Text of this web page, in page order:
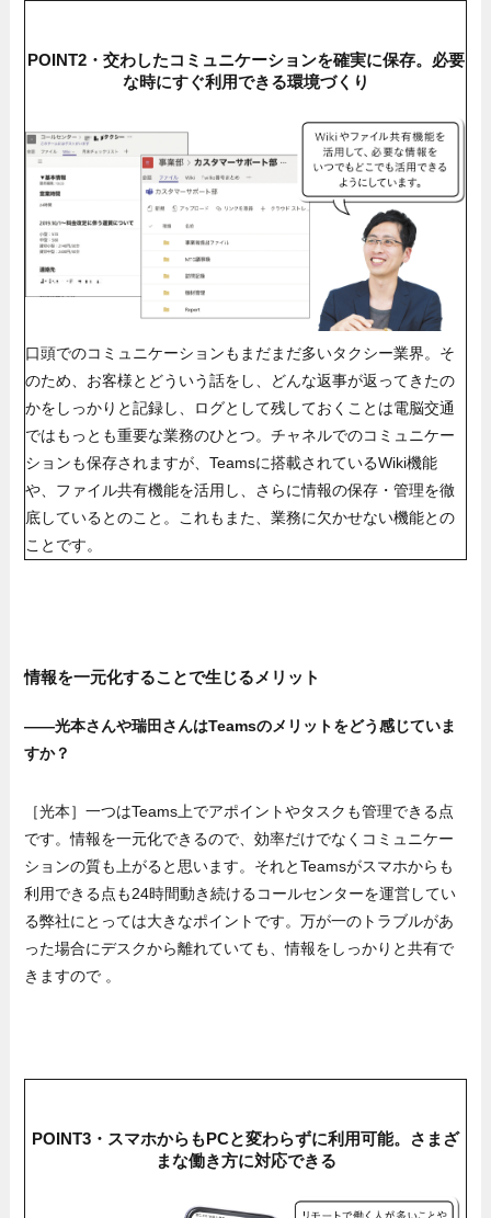
POINT2・交わしたコミュニケーションを確実に保存。必要
な時にすぐ利用できる環境づくり
口頭でのコミュニケーションもまだまだ多いタクシー業界。そ
のため、お客様とどういう話をし、どんな返事が返ってきたの
かをしっかりと記録し、ログとして残しておくことは電脳交通
ではもっとも重要な業務のひとつ。チャネルでのコミュニケー
ションも保存されますが、Teamsに搭載されているWiki機能
や、ファイル共有機能を活用し、さらに情報の保存・管理を徹
底しているとのこと。これもまた、業務に欠かせない機能との
ことです。
情報を一元化することで生じるメリット
——光本さんや瑞田さんはTeamsのメリットをどう感じていま
すか？
［光本］一つはTeams上でアポイントやタスクも管理できる点
です。情報を一元化できるので、効率だけでなくコミュニケー
ションの質も上がると思います。それとTeamsがスマホからも
利用できる点も24時間動き続けるコールセンターを運営してい
る弊社にとっては大きなポイントです。万が一のトラブルがあ
った場合にデスクから離れていても、情報をしっかりと共有で
きますので 。
POINT3・スマホからもPCと変わらずに利用可能。さまざ
まな働き方に対応できる